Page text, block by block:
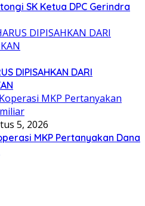
SK Ketua DPC Gerindra
DIPISAHKAN DARI
5, 2026
MKP Pertanyakan Dana